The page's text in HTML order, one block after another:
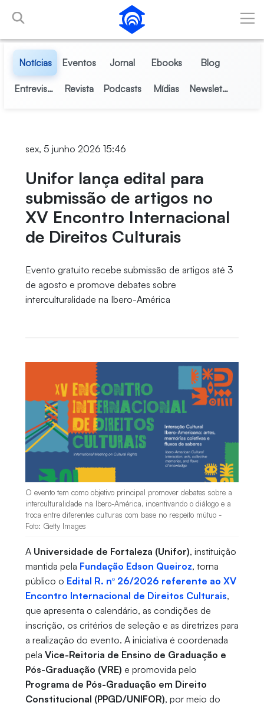
Skip to Main Content
Notícias Eventos Jornal Ebooks Blog
Entrevistas Revista Podcasts Mídias Newsletter
sex, 5 junho 2026 15:46
Unifor lança edital para
submissão de artigos no
XV Encontro Internacional
de Direitos Culturais
Evento gratuito recebe submissão de artigos até 3
de agosto e promove debates sobre
interculturalidade na Ibero-América
O evento tem como objetivo principal promover debates sobre a
interculturalidade na Ibero-América, incentivando o diálogo e a
troca entre diferentes culturas com base no respeito mútuo -
Foto: Getty Images
A Universidade de Fortaleza (Unifor), instituição
mantida pela Fundação Edson Queiroz, torna
público o Edital R. nº 26/2026 referente ao XV
Encontro Internacional de Direitos Culturais,
que apresenta o calendário, as condições de
inscrição, os critérios de seleção e as diretrizes para
a realização do evento. A iniciativa é coordenada
pela Vice-Reitoria de Ensino de Graduação e
Pós-Graduação (VRE) e promovida pelo
Programa de Pós-Graduação em Direito
Constitucional (PPGD/UNIFOR), por meio do